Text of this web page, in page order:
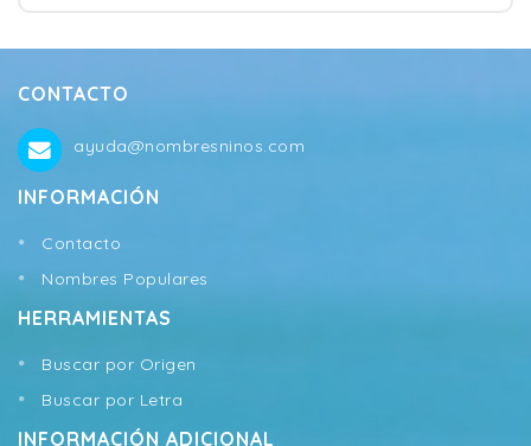
CONTACTO
ayuda@nombresninos.com
INFORMACIÓN
Contacto
Nombres Populares
HERRAMIENTAS
Buscar por Origen
Buscar por Letra
INFORMACIÓN ADICIONAL